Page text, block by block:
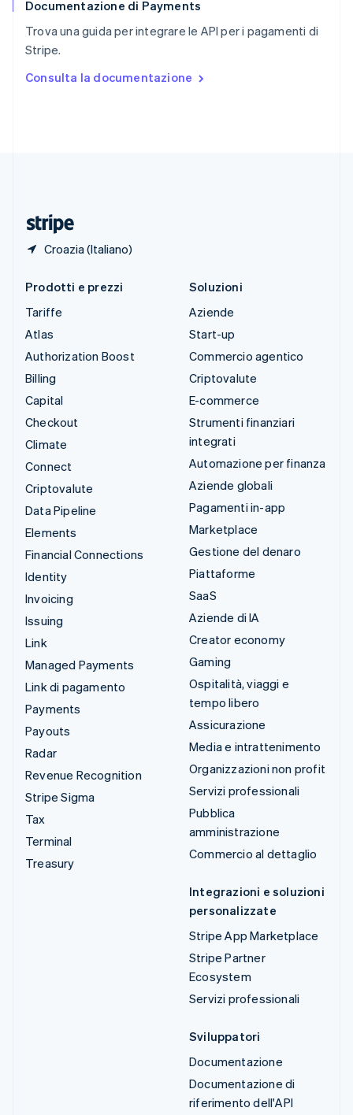
Documentazione di Payments
Trova una guida per integrare le API per i pagamenti di
Stripe.
Consulta la documentazione
Croazia (Italiano)
Slovenia
Spagna
Español
English Español简体中文
Prodotti e prezzi
Tariffe
Atlas
Authorization Boost
Billing
Capital
Checkout
Climate
Connect
Criptovalute
Data Pipeline
Elements
Financial Connections
Identity
Invoicing
Issuing
Link
Managed Payments
Link di pagamento
Payments
Payouts
Radar
Revenue Recognition
Stripe Sigma
Tax
Terminal
Treasury
Soluzioni
Aziende
Start-up
Commercio agentico
Criptovalute
E-commerce
Strumenti finanziari
integrati
Automazione per finanza
Aziende globali
Pagamenti in-app
Marketplace
Gestione del denaro
Piattaforme
SaaS
Aziende di IA
Creator economy
Gaming
Ospitalità, viaggi e
tempo libero
Assicurazione
Media e intrattenimento
Organizzazioni non profit
Servizi professionali
Pubblica
amministrazione
Commercio al dettaglio
Integrazioni e soluzioni
personalizzate
Stripe App Marketplace
Stripe Partner
Ecosystem
Servizi professionali
Sviluppatori
Documentazione
Documentazione di
riferimento dell'API